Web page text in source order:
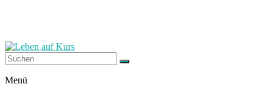
Leben
Menü